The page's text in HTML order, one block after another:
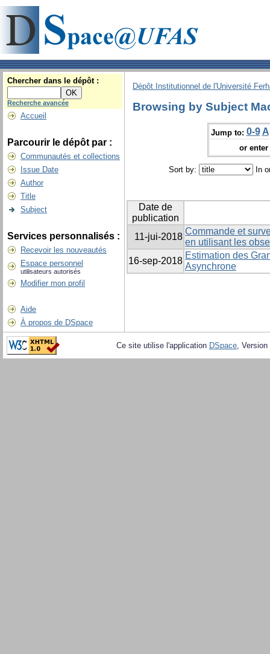
Chercher dans le dépôt :
Recherche avancée
Accueil
Parcourir le dépôt par :
Communautés et collections
Issue Date
Author
Title
Subject
Services personnalisés :
Recevoir les nouveautés
Espace personnel
utilisateurs autorisés
Modifier mon profil
Aide
À propos de DSpace
Dépôt Institutionnel de l'Université
Browsing by Subject
Jump to: 0-9 A
or
Sort by: In
Date de
publication
11-jui-2018
Commande et
en utilisant les
16-sep-2018
Estimation des
Asynchrone
Ce site utilise l'application DSpace,